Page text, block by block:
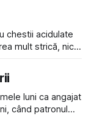
câteva
chestii acidulate
mult strică, nici
pe vremea
luni ca angajat
când patronul